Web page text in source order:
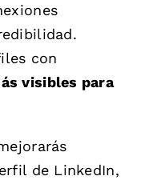
con
visibles para
de LinkedIn,